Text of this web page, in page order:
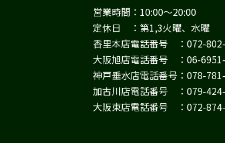
営業時間：10:00～20:00
定休日 ：第1,3火曜、水曜
香里本店電話番号 ：072-
大阪旭店電話番号 ：06-
神戸垂水店電話番号：078-
加古川店電話番号 ：079-
大阪東店電話番号 ：072-